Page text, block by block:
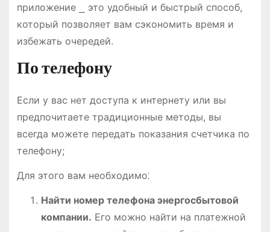
приложение ⎯ это удобный и быстрый способ,
который позволяет вам сэкономить время и
избежать очередей.
По телефону
Если у вас нет доступа к интернету или вы
предпочитаете традиционные методы, вы
всегда можете передать показания счетчика по
телефону;
Для этого вам необходимо⁚
Найти номер телефона энергосбытовой
компании. Его можно найти на платежной